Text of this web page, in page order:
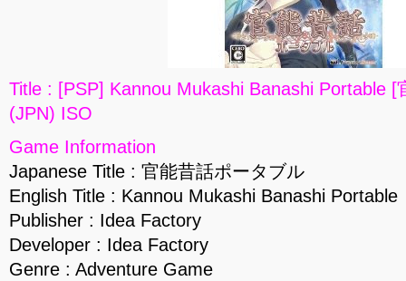
Title : [PSP] Kannou Mukashi Banashi Portable [
(JPN) ISO
Game Information
Japanese Title : 官能昔話ポータブル
English Title : Kannou Mukashi Banashi Portable
Publisher : Idea Factory
Developer : Idea Factory
Genre : Adventure Game